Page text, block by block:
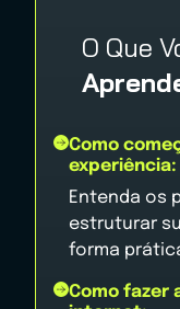
O Que
Como
experiência:
Entenda os
estruturar
forma
Como fazer